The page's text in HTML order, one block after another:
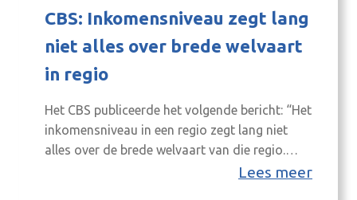
CBS: Inkomensniveau zegt lang
niet alles over brede welvaart
in regio
Het CBS publiceerde het volgende bericht: “Het
inkomensniveau in een regio zegt lang niet
alles over de brede welvaart van die regio.
Brede welvaart gaat over de kwaliteit van veel
Lees meer